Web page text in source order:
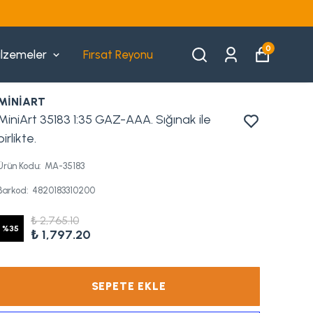
Fırsat Reyonu 0
35183 1:35 GAZ-AAA. Sığınak ile
Kodu: MA-35183
: 4820183310200
%35
₺ 2,765.10
₺ 1,797.20
SEPETE EKLE